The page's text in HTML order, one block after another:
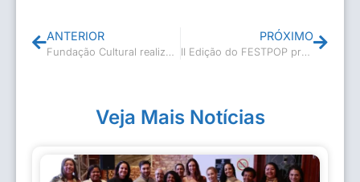
ANTERIOR PRÓXIMO
II Edição do FESTPOP premia participantes
Veja Mais Notícias